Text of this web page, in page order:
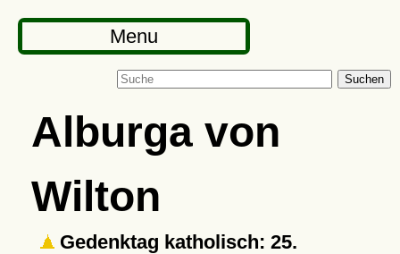
Menu
Suchen
Alburga von
Wilton
Gedenktag katholisch: 25.